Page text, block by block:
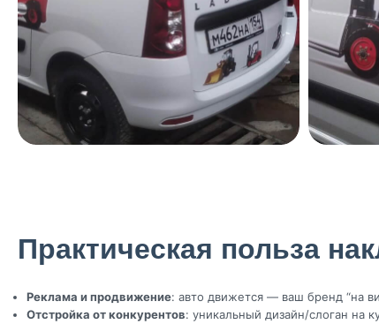
Практическая польза
Реклама и продвижение: авто движется — ваш бренд “на
Отстройка от конкурентов: уникальный дизайн/слоган на